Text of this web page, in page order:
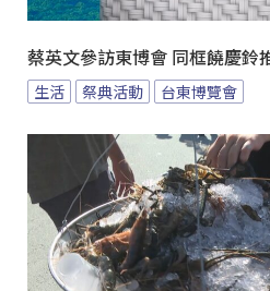
蔡英文參訪東博會 同框饒慶鈴
生活 祭典活動 台東博覽會